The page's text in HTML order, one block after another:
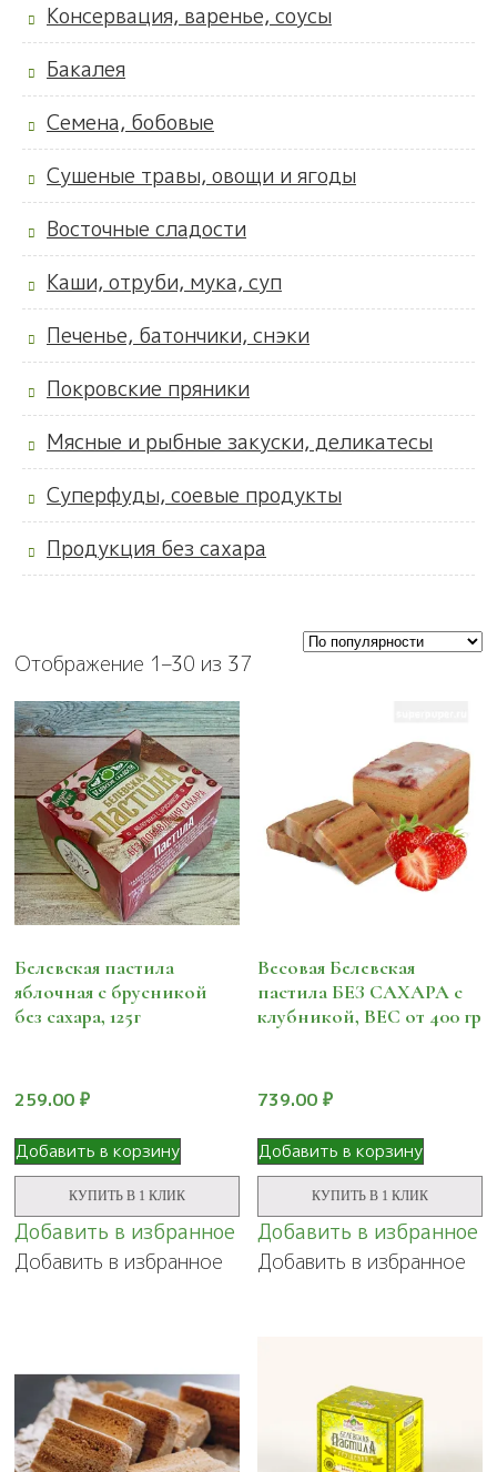
Консервация, варенье, соусы
Бакалея
Семена, бобовые
Сушеные травы, овощи и ягоды
Восточные сладости
Каши, отруби, мука, суп
Печенье, батончики, снэки
Покровские пряники
Мясные и рыбные закуски, деликатесы
Суперфуды, соевые продукты
Продукция без сахара
Отображение 1–30 из 37
Белевская пастила
яблочная с брусникой
без сахара, 125г
259.00 ₽
Добавить в корзину
КУПИТЬ В 1 КЛИК
Добавить в избранное
Добавить в избранное
Весовая Белевская
пастила БЕЗ САХАРА с
клубникой, ВЕС от 400 гр
739.00₽
Добавить в корзину
КУПИТЬ В 1 КЛИК
Добавить в избранное
Добавить в избранное